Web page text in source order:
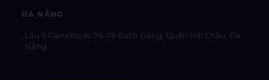
ĐÀ NẴNG
Lầu 6 DanaBook, 76-78 Bạch Đằng, Quận Hải Châu, Đà
Nẵng